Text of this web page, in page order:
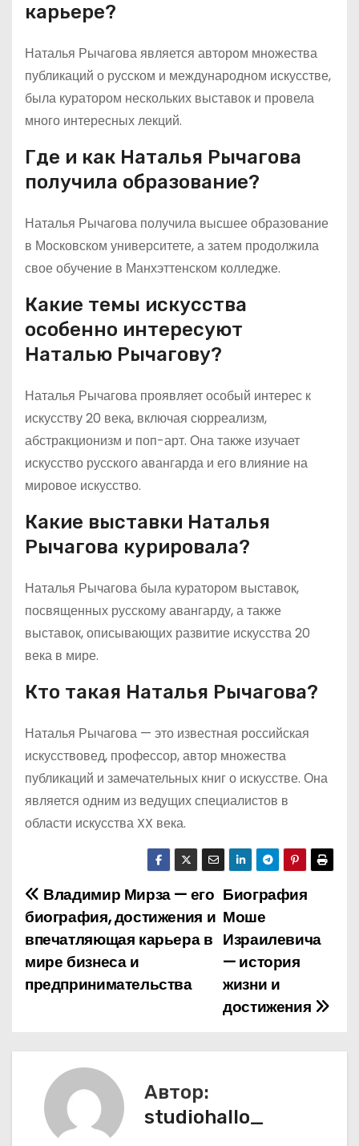
карьере?
Наталья Рычагова является автором множества
публикаций о русском и международном искусстве,
была куратором нескольких выставок и провела
много интересных лекций.
Где и как Наталья Рычагова
получила образование?
Наталья Рычагова получила высшее образование
в Московском университете, а затем продолжила
свое обучение в Манхэттенском колледже.
Какие темы искусства
особенно интересуют
Наталью Рычагову?
Наталья Рычагова проявляет особый интерес к
искусству 20 века, включая сюрреализм,
абстракционизм и поп-арт. Она также изучает
искусство русского авангарда и его влияние на
мировое искусство.
Какие выставки Наталья
Рычагова курировала?
Наталья Рычагова была куратором выставок,
посвященных русскому авангарду, а также
выставок, описывающих развитие искусства 20
века в мире.
Кто такая Наталья Рычагова?
Наталья Рычагова — это известная российская
искусствовед, профессор, автор множества
публикаций и замечательных книг о искусстве. Она
является одним из ведущих специалистов в
области искусства XX века.
Н
а
в
и
Биография
Моше
Израилевича
— история
жизни и
достижения
Владимир Мирза — его
биография, достижения и
впечатляющая карьера в
мире бизнеса и
предпринимательства
Автор:
studiohallo_